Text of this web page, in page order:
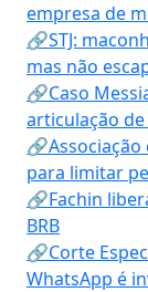
empresa de
🔗STJ:
mas não
🔗Caso
articulação
para limitar
🔗Fachin
BRB
🔗Corte
WhatsApp é